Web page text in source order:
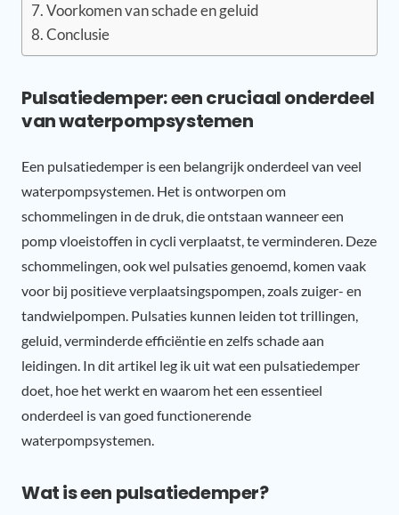
Voorkomen van schade en geluid
Conclusie
Pulsatiedemper: een cruciaal onderdeel
van waterpompsystemen
Een pulsatiedemper is een belangrijk onderdeel van veel
waterpompsystemen. Het is ontworpen om
schommelingen in de druk, die ontstaan wanneer een
pomp vloeistoffen in cycli verplaatst, te verminderen. Deze
schommelingen, ook wel pulsaties genoemd, komen vaak
voor bij positieve verplaatsingspompen, zoals zuiger- en
tandwielpompen. Pulsaties kunnen leiden tot trillingen,
geluid, verminderde efficiëntie en zelfs schade aan
leidingen. In dit artikel leg ik uit wat een pulsatiedemper
doet, hoe het werkt en waarom het een essentieel
onderdeel is van goed functionerende
waterpompsystemen.
Wat is een pulsatiedemper?